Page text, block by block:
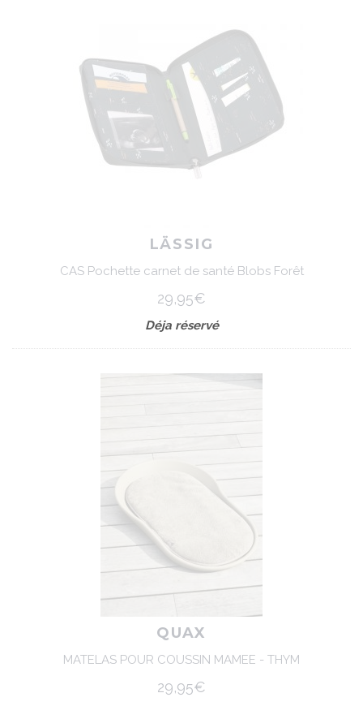
LÄSSIG
CAS Pochette carnet de santé Blobs Forêt
29,95€
Déja réservé
QUAX
MATELAS POUR COUSSIN MAMEE - THYM
29,95€